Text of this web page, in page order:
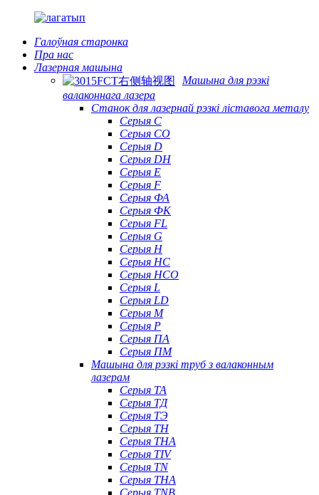
Галоўная старонка
Пра нас
Лазерная машына
Машына для рэзкі
валаконнага лазера
Станок для лазернай рэзкі ліставога металу
Серыя С
Серыя CO
Серыя D
Серыя DH
Серыя Е
Серыя F
Серыя ФА
Серыя ФК
Серыя FL
Серыя G
Серыя H
Серыя HC
Серыя HCO
Серыя L
Серыя LD
Серыя М
Серыя P
Серыя ПА
Серыя ПМ
Машына для рэзкі труб з валаконным
лазерам
Серыя ТА
Серыя ТД
Серыя ТЭ
Серыя TH
Серыя THA
Серыя TIV
Серыя TN
Серыя ТНА
Серыя TNB